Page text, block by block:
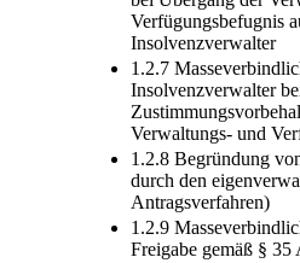
Verfügungsbefugnis
Insolvenzverwalter
1.2.7
Insolvenzverwalter
Verwaltungs- und
1.2.8 Begründung
durch den
Antragsverfahren)
1.2.9
Freigabe gemäß § 35